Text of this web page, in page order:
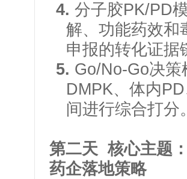
4.分子胶PK/PD
解、功能药效和
申报的转化证据
5. Go/No-Go决
DMPK、体内
间进行综合打分
第二天 核心主题
药企落地策略